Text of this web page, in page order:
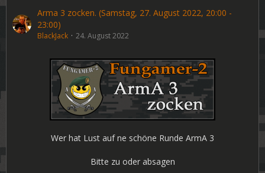
Arma 3 zocken. (Samstag, 27. August 2022, 20:00 -
23:00)
BlackJack 24. August 2022
Wer hat Lust auf ne schöne Runde ArmA 3
Bitte zu oder absagen